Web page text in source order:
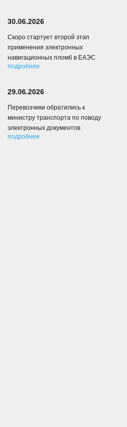
30.06.2026
Скоро стартует второй этап
применения электронных
навигационных пломб в ЕАЭС
подробнее
29.06.2026
Перевозчики обратились к
министру транспорта по поводу
электронных документов
подробнее